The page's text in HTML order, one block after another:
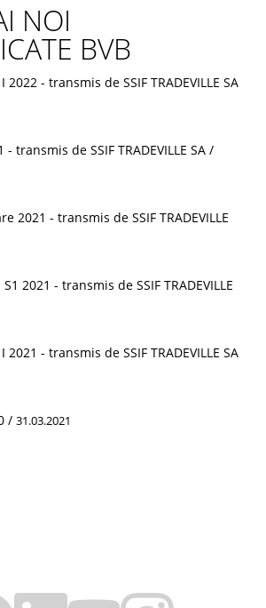
NOI
BVB
- transmis de SSIF TRADEVILLE SA
transmis de SSIF TRADEVILLE SA /
2021 - transmis de SSIF TRADEVILLE
2021 - transmis de SSIF TRADEVILLE
- transmis de SSIF TRADEVILLE SA
/ 31.03.2021